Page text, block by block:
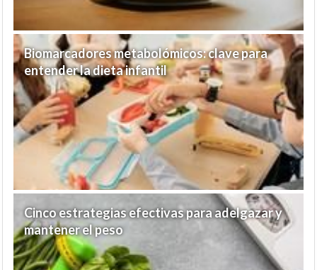
Biomarcadores metabolómicos: clave para
entender la dieta infantil
Cinco estrategias efectivas para adelgazar y
mantener el peso